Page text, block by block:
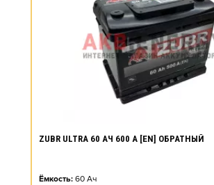
ZUBR ULTRA 60 АЧ 600 А [EN] ОБРАТНЫЙ
Ёмкость: 60 Ач